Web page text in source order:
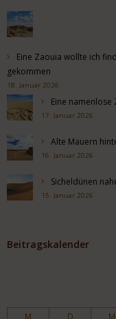
Eine Zaouia wollte ich
gekommen
18. Januar 2026
Eine
17. Januar 2026
Alte Mauern
16. Januar 2026
Sicheldünen
15. Januar 2026
Beitragskalender
M D M